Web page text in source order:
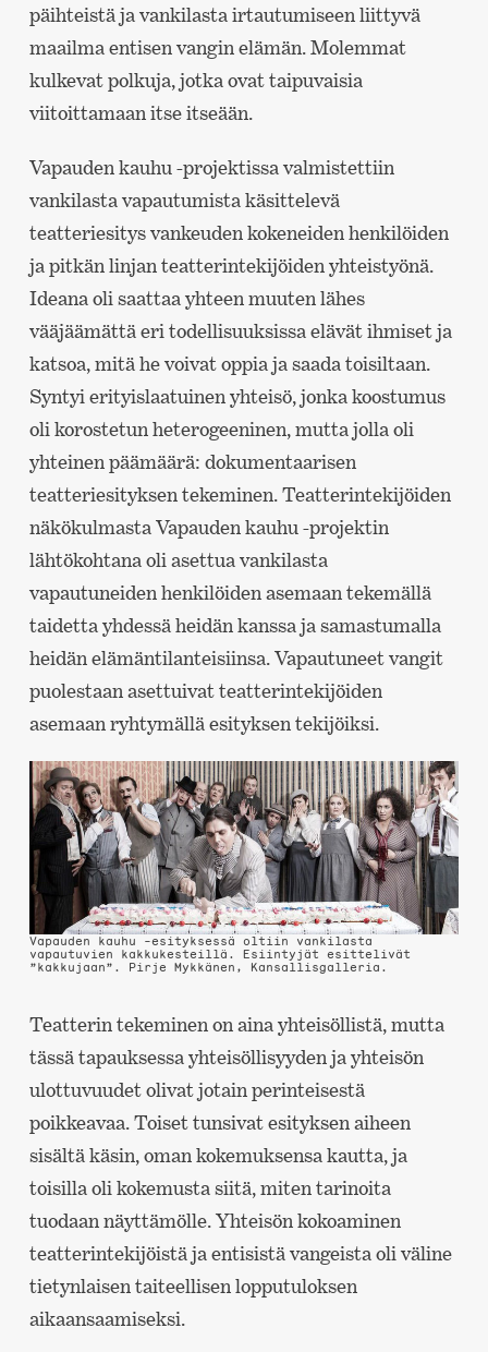
päihteistä ja vankilasta irtautumiseen liittyvä
maailma entisen vangin elämän. Molemmat
kulkevat polkuja, jotka ovat taipuvaisia
viitoittamaan itse itseään.
Vapauden kauhu -projektissa valmistettiin
vankilasta vapautumista käsittelevä
teatteriesitys vankeuden kokeneiden henkilöiden
ja pitkän linjan teatterintekijöiden yhteistyönä.
Ideana oli saattaa yhteen muuten lähes
vääjäämättä eri todellisuuksissa elävät ihmiset ja
katsoa, mitä he voivat oppia ja saada toisiltaan.
Syntyi erityislaatuinen yhteisö, jonka koostumus
oli korostetun heterogeeninen, mutta jolla oli
yhteinen päämäärä: dokumentaarisen
teatteriesityksen tekeminen. Teatterintekijöiden
näkökulmasta Vapauden kauhu -projektin
lähtökohtana oli asettua vankilasta
vapautuneiden henkilöiden asemaan tekemällä
taidetta yhdessä heidän kanssa ja samastumalla
heidän elämäntilanteisiinsa. Vapautuneet vangit
puolestaan asettuivat teatterintekijöiden
asemaan ryhtymällä esityksen tekijöiksi.
Vapauden kauhu -esityksessä oltiin vankilasta
vapautuvien kakkukesteillä. Esiintyjät esittelivät
”kakkujaan”. Pirje Mykkänen , Kansallisgalleria.
Teatterin tekeminen on aina yhteisöllistä, mutta
tässä tapauksessa yhteisöllisyyden ja yhteisön
ulottuvuudet olivat jotain perinteisestä
poikkeavaa. Toiset tunsivat esityksen aiheen
sisältä käsin, oman kokemuksensa kautta, ja
toisilla oli kokemusta siitä, miten tarinoita
tuodaan näyttämölle. Yhteisön kokoaminen
teatterintekijöistä ja entisistä vangeista oli väline
tietynlaisen taiteellisen lopputuloksen
aikaansaamiseksi.